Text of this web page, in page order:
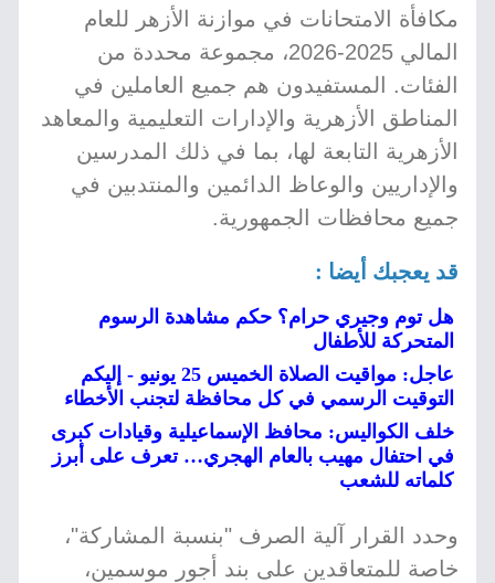
مكافأة الامتحانات في موازنة الأزهر للعام
المالي 2025-2026، مجموعة محددة من
الفئات. المستفيدون هم جميع العاملين في
المناطق الأزهرية والإدارات التعليمية والمعاهد
الأزهرية التابعة لها، بما في ذلك المدرسين
والإداريين والوعاظ الدائمين والمنتدبين في
جميع محافظات الجمهورية.
قد يعجبك أيضا :
هل توم وجيري حرام؟ حكم مشاهدة الرسوم
المتحركة للأطفال
عاجل: مواقيت الصلاة الخميس 25 يونيو - إليكم
التوقيت الرسمي في كل محافظة لتجنب الأخطاء
خلف الكواليس: محافظ الإسماعيلية وقيادات كبرى
في احتفال مهيب بالعام الهجري… تعرف على أبرز
كلماته للشعب
وحدد القرار آلية الصرف "بنسبة المشاركة"،
خاصة للمتعاقدين على بند أجور موسمين،